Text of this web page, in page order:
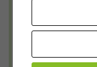
vaudoises.
d’enfants
lignes